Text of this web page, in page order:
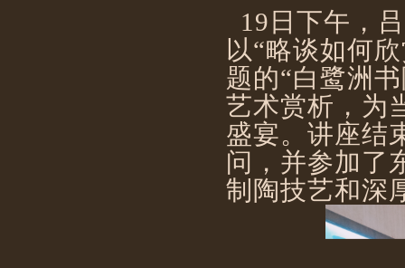
19日下午，
以“略谈如何
题的“白鹭洲
艺术赏析，为
盛宴。讲座结
问，并参加了
制陶技艺和深